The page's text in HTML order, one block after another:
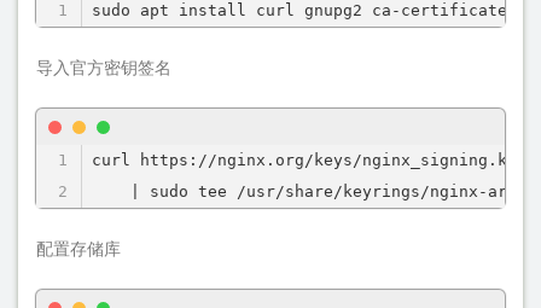
sudo apt install curl gnupg2 ca-certificates
导入官方密钥签名
curl https://nginx.org/keys/nginx_signing.key
| sudo tee /usr/share/keyrings/nginx-
配置存储库